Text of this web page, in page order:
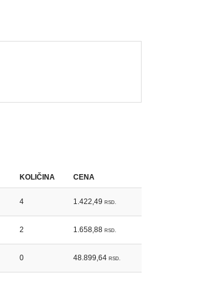
KOLIČINA CENA
4 1.422,49 RSD.
2 1.658,88 RSD.
0 48.899,64 RSD.